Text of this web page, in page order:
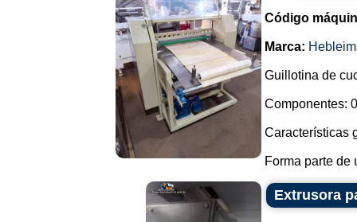
Código
Marca:
Guillotina de
Componentes:
Características
Forma parte de
Extrusora